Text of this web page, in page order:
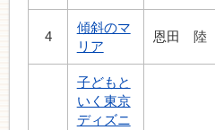
4
傾斜のマ
リア
恩田 陸
子どもと
いく東京
ディズニ